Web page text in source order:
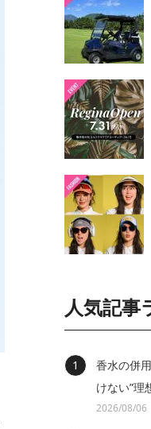
人気記事
香水の併
けない”理
2026/08/06